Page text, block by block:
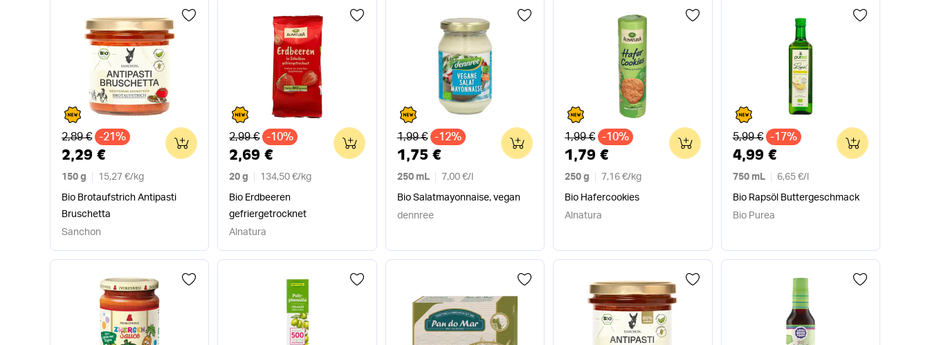
Alter Preis
2,89 € -21%
2,29 €
150 g 15,27 €/kg
Bio Brotaufstrich Antipasti
Bruschetta
0
Sanchon
Alter Preis
2,99 € -10%
2,69 €
20 g 134,50 €/kg
Bio Erdbeeren
gefriergetrocknet
0
Alnatura
Alter Preis
1,99 € -12%
1,75 €
250 mL 7,00 €/l
Bio Salatmayonnaise, vegan
0
dennree
Alter Preis
1,99 € -10%
1,79 €
250 g 7,16 €/kg
Bio Hafercookies
0
Alnatura
Alter Preis
5,99 € -17%
4,99 €
750 mL 6,65 €/l
Bio Rapsöl Buttergeschmack
0
Bio Purea